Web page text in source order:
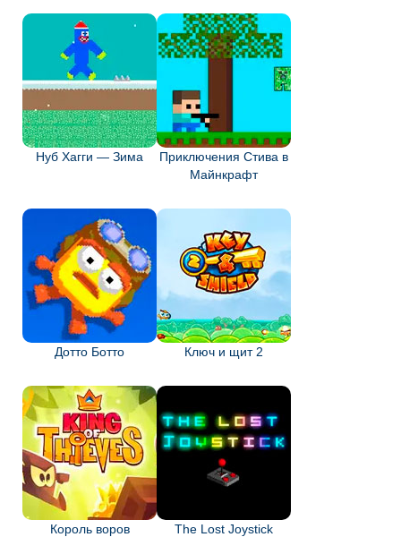
Нуб Хагги — Зима
Приключения Стива в
Майнкрафт
Дотто Ботто Ключ и щит 2
Король воров The Lost Joystick